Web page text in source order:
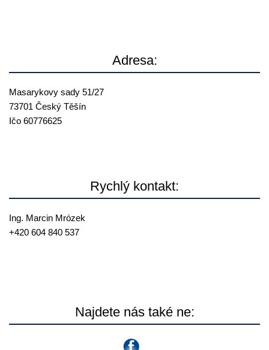
Adresa:
Masarykovy sady 51/27
73701 Český Těšín
Ičo 60776625
Rychlý kontakt:
Ing. Marcin Mrózek
+420 604 840 537
Najdete nás také ne: